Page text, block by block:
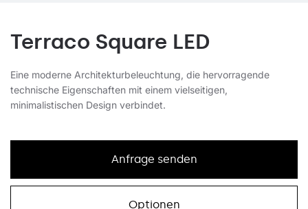
Terraco Square LED
Eine moderne Architekturbeleuchtung, die hervorragende
technische Eigenschaften mit einem vielseitigen,
minimalistischen Design verbindet.
Anfrage senden
Optionen